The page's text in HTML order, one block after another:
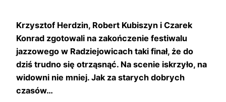
Krzysztof Herdzin, Robert Kubiszyn i Czarek
Konrad zgotowali na zakończenie festiwalu
jazzowego w Radziejowicach taki finał, że do
dziś trudno się otrząsnąć. Na scenie iskrzyło, na
widowni nie mniej. Jak za starych dobrych
czasów…